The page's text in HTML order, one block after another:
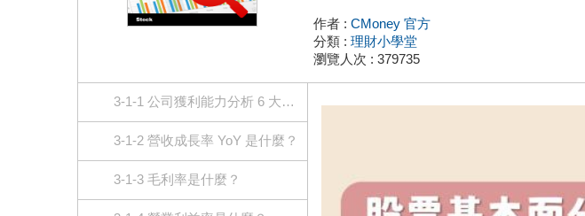
作者 : CMoney 官方
分類 : 理財小學堂
瀏覽人次 : 379735
3-1-1 公司獲利能力分析 6 大指標
3-1-2 營收成長率 YoY 是什麼？
3-1-3 毛利率是什麼？